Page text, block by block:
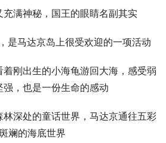
满神秘，国王的眼睛名副其实
是马达京岛上很受欢迎的一项活动
刚出生的小海龟游回大海，感受弱
强，也是一份生命的感动
深处的童话世界，马达京通往五彩
斓的海底世界